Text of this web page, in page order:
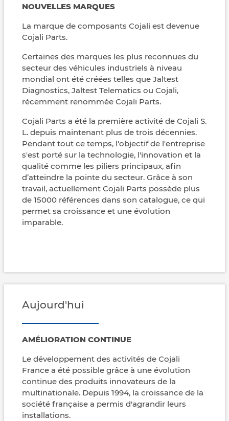
NOUVELLES MARQUES
La marque de composants Cojali est devenue
Cojali Parts.
Certaines des marques les plus reconnues du
secteur des véhicules industriels à niveau
mondial ont été créées telles que Jaltest
Diagnostics, Jaltest Telematics ou Cojali,
récemment renommée Cojali Parts.
Cojali Parts a été la première activité de Cojali S.
L. depuis maintenant plus de trois décennies.
Pendant tout ce temps, l'objectif de l'entreprise
s'est porté sur la technologie, l'innovation et la
qualité comme les piliers principaux, afin
d’atteindre la pointe du secteur. Grâce à son
travail, actuellement Cojali Parts possède plus
de 15000 références dans son catalogue, ce qui
permet sa croissance et une évolution
imparable.
Aujourd'hui
AMÉLIORATION CONTINUE
Le développement des activités de Cojali
France a été possible grâce à une évolution
continue des produits innovateurs de la
multinationale. Depuis 1994, la croissance de la
société française a permis d'agrandir leurs
installations.